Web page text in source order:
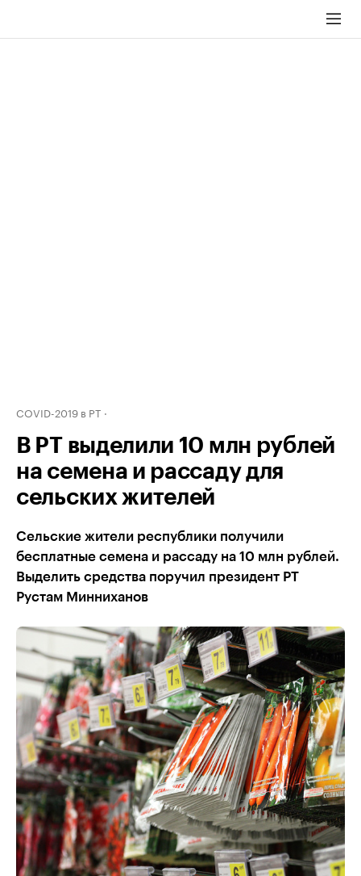
COVID-2019 в РТ
В РТ выделили 10 млн рублей
на семена и рассаду для
сельских жителей
Сельские жители республики получили
бесплатные семена и рассаду на 10 млн рублей.
Выделить средства поручил президент РТ
Рустам Минниханов